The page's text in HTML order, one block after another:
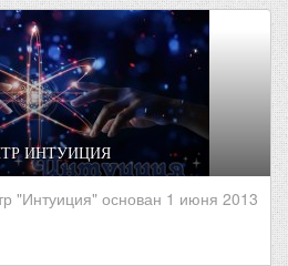
ИНТУИЦИЯ
"Интуиция" основан 1 июня 2013